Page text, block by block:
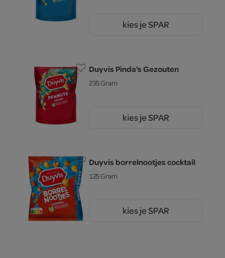
kies je SPAR
Duyvis Pinda's Gezouten
235 Gram
kies je SPAR
Duyvis borrelnootjes cocktail
125 Gram
kies je SPAR